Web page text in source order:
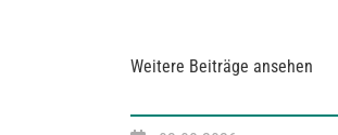
Weitere Beiträge ansehen